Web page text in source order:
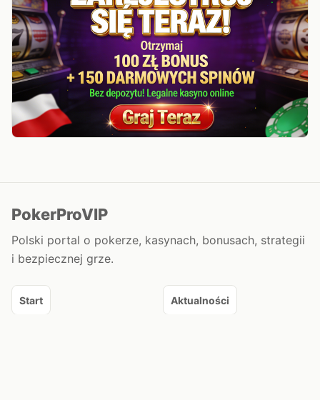
PokerProVIP
Polski portal o pokerze, kasynach, bonusach, strategii
i bezpiecznej grze.
Start Aktualności